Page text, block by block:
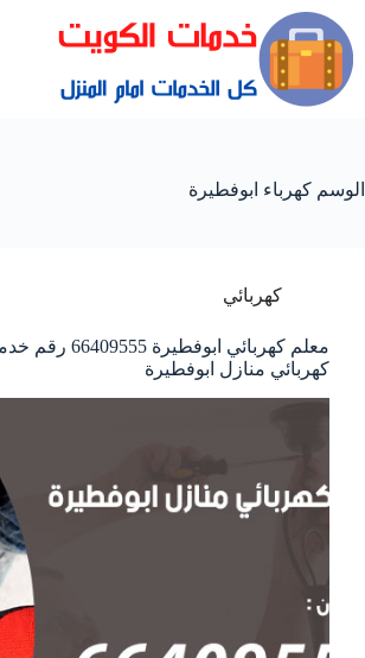
الوسم كهرباء ابوفطيرة
كهربائي
معلم كهربائي ابوفطيرة
كهربائي منازل ابوفطيرة